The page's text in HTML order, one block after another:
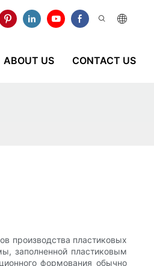
ABOUT US CONTACT US
производства пластиковых
заполненной пластиковым
формования обычно